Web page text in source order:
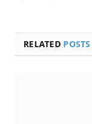
RELATED POSTS